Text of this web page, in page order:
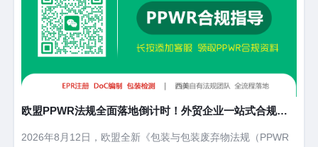
欧盟PPWR法规全面落地倒计时！外贸企业一站式合规操
2026年8月12日，欧盟全新《包装与包装废弃物法规（PPWR